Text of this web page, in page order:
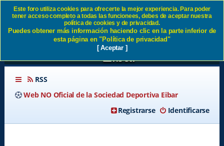
Conclusiones para el futuro
de la temporada 19 / 20 SD
Eibar
RSS
Web NO Oficial de la Sociedad Deportiva Eibar
Identificarse
Registrarse
Este foro utiliza cookies para ofrecerte la mejor experiencia. Para poder
tener acceso completo a todas las funcionees, debes de aceptar nuestra
política de cookies y de privacidad.
Puedes obtener más información haciendo clic en la parte inferior de
esta página en "Política de privacidad"
[ Aceptar ]